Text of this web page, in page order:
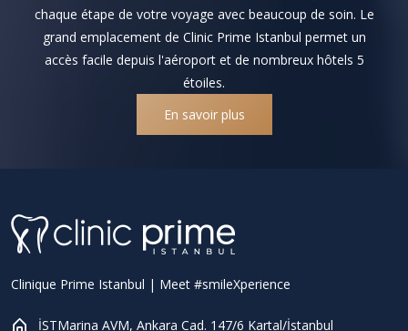
chaque étape de votre voyage avec beaucoup de soin. Le
grand emplacement de Clinic Prime Istanbul permet un
accès facile depuis l'aéroport et de nombreux hôtels 5
étoiles.
En savoir plus
Clinique Prime Istanbul | Meet #smileXperience
İSTMarina AVM, Ankara Cad. 147/6 Kartal/İstanbul